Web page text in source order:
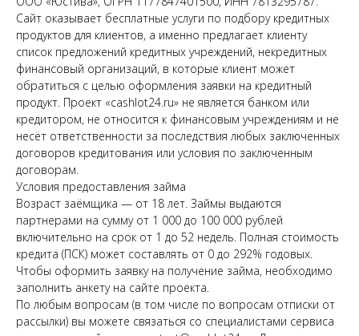
Сайт оказывает бесплатные услуги по подбору кредитных
продуктов для клиентов, а именно предлагает клиенту
список предложений кредитных учреждений, некредитных
финансовый организаций, в которые клиент может
обратиться с целью оформления заявки на кредитный
продукт. Проект «cashlot24.ru» не является банком или
кредитором, не относится к финансовым учреждениям и не
несёт ответственности за последствия любых заключенных
договоров кредитования или условия по заключенным
договорам.
Условия предоставления займа
Возраст заёмщика — от 18 лет. Займы выдаются
партнерами на сумму от 1 000 до 100 000 рублей
включительно на срок от 1 до 52 недель. Полная стоимость
кредита (ПСК) может составлять от 0 до 292% годовых.
Чтобы оформить заявку на получение займа, необходимо
заполнить анкету на сайте проекта.
По любым вопросам (в том числе по вопросам отписки от
рассылки) вы можете связаться со специалистами сервиса